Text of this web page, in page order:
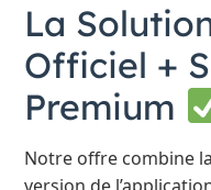
La
Officiel +
Premium
Notre offre combine